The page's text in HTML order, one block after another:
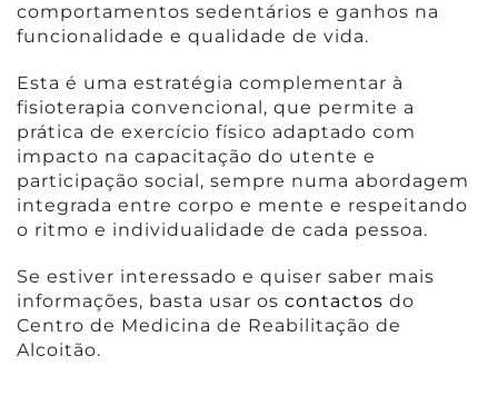
comportamentos sedentários e ganhos na
funcionalidade e qualidade de vida.
Esta é uma estratégia complementar à
fisioterapia convencional, que permite a
prática de exercício físico adaptado com
impacto na capacitação do utente e
participação social, sempre numa abordagem
integrada entre corpo e mente e respeitando
o ritmo e individualidade de cada pessoa.
Se estiver interessado e quiser saber mais
informações, basta usar os contactos do
Centro de Medicina de Reabilitação de
Alcoitão.